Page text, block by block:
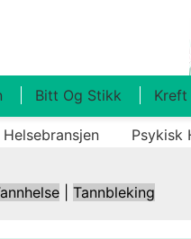
Bitt Og Stikk Kreft
Helsebransjen Psykisk
Tannbleking